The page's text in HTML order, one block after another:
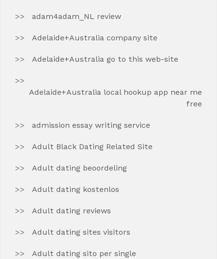
adam4adam_NL review
Adelaide+Australia company site
Adelaide+Australia go to this web-site
Adelaide+Australia local hookup app near me
free
admission essay writing service
Adult Black Dating Related Site
Adult dating beoordeling
Adult dating kostenlos
Adult dating reviews
Adult dating sites visitors
Adult dating sito per single